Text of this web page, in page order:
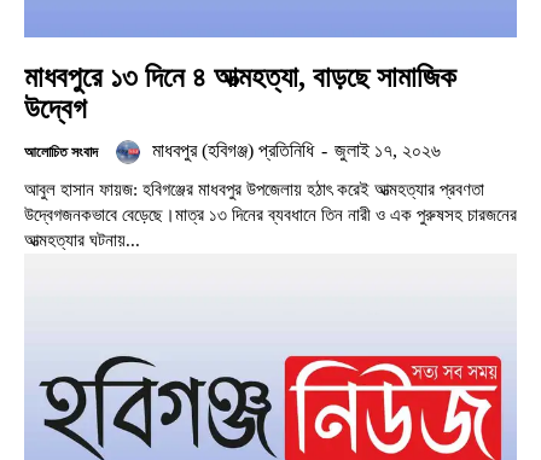
মাধবপুরে ১৩ দিনে ৪ আত্মহত্যা, বাড়ছে সামাজিক
উদ্বেগ
আলোচিত সংবাদ মাধবপুর (হবিগঞ্জ) প্রতিনিধি - জুলাই ১৭, ২০২৬
আবুল হাসান ফায়জ: হবিগঞ্জের মাধবপুর উপজেলায় হঠাৎ করেই আত্মহত্যার প্রবণতা
উদ্বেগজনকভাবে বেড়েছে।মাত্র ১৩ দিনের ব্যবধানে তিন নারী ও এক পুরুষসহ চারজনের
আত্মহত্যার ঘটনায়...